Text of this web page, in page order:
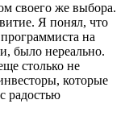
своего же выбора.
Я понял, что
на
было нереально.
столько не
которые
радостью